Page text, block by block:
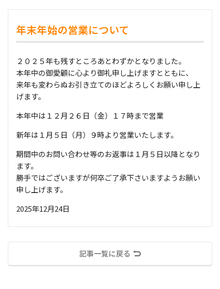
年末年始の営業について
２０２５年も残すところあとわずかとなりました。
本年中の御愛顧に心より御礼申し上げますとともに、
来年も変わらぬお引き立てのほどよろしくお願い申し上
げます。
本年中は１２月２６日（金）１７時まで営業
新年は１月５日（月）９時より営業いたします。
期間中のお問い合わせ等のお返事は１月５日以降となり
ます。
勝手ではございますが何卒ご了承下さいますようお願い
申し上げます。
2025年12月24日
記事一覧に戻る